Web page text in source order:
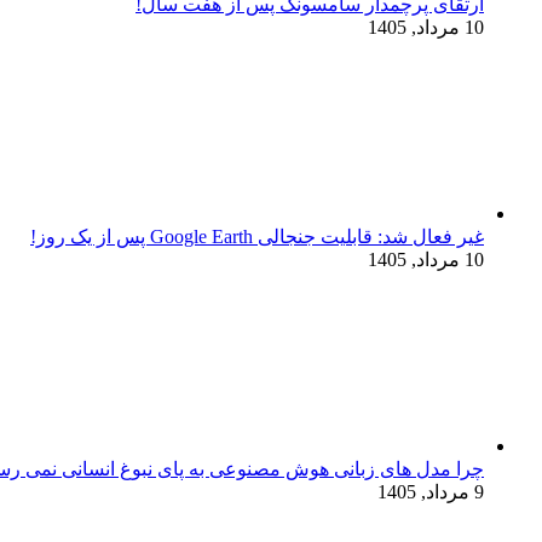
10 مرداد, 1405
غیر فعال شد: قابلیت جنجالی Google Earth پس از یک روز!
10 مرداد, 1405
چرا مدل‌ های زبانی هوش مصنوعی به پای نبوغ انسانی نمی‌
9 مرداد, 1405